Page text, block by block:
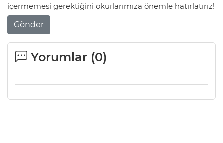
içermemesi gerektiğini okurlarımıza önemle hatırlatırız!
Gönder
Yorumlar (0)